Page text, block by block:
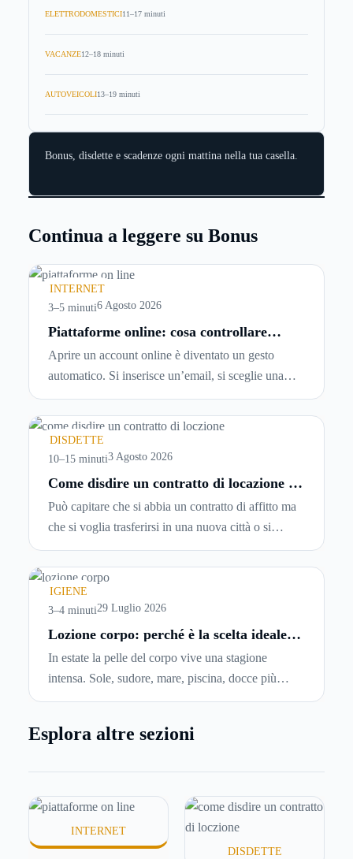
ELETTRODOMESTICI11–17 minuti
VACANZE12–18 minuti
AUTOVEICOLI13–19 minuti
Bonus, disdette e scadenze ogni mattina nella tua casella.
Continua a leggere su Bonus
INTERNET
3–5 minuti6 Agosto 2026
Piattaforme online: cosa controllare
prima di iscriversi e usare servizi in
tempo reale
Aprire un account online è diventato un gesto
automatico. Si inserisce un’email, si sceglie una
password, si accetta una serie di condizioni senza
leggerle davvero. Tutto avviene in pochi minuti,
spesso senza che ci si fermi a capire dove si sta
entrando.
DISDETTE
10–15 minuti3 Agosto 2026
Come disdire un contratto di locazione in
modo corretto ed efficace
Può capitare che si abbia un contratto di affitto ma
che si voglia trasferirsi in una nuova città o si
abbiano problemi a pagare il canone, per cui si
comincia a cercare un’altra abitazione: è legittimo
chiedersi se è possibile
locazioneprima che scada. In questa guida
capiremo come inviare la disdetta per un contratto
IGIENE
3–4 minuti29 Luglio 2026
Lozione corpo: perché è la scelta ideale
In estate la pelle del corpo vive una stagione
intensa. Sole, sudore, mare, piscina, docce più
frequenti e aria condizionata possono renderla
meno confortevole. Eppure, proprio nei mesi caldi,
o difficili da assorbire.
Esplora altre sezioni
INTERNET
DISDETTE